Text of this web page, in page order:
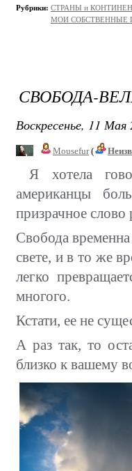
Рубрики: СТРАНЫ и
МОИ СОБСТВЕННЫЕ
СВОБОДА-
Воскресенье, 11
Mousefur(
Я хотела
американцы
призрачное
Свобода
свете, и в то же
легко
многого.
Кстати, ее не
А раз так, то
близко к вашему